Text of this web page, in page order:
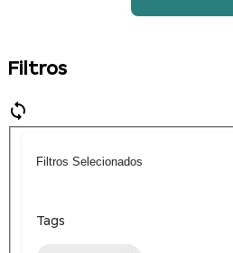
Filtros
Filtros Selecionados
Tags